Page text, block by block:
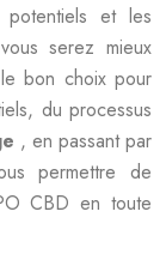
potentiels et les
serez mieux
bon choix pour
du processus
, en passant par
permettre de
CBD en toute